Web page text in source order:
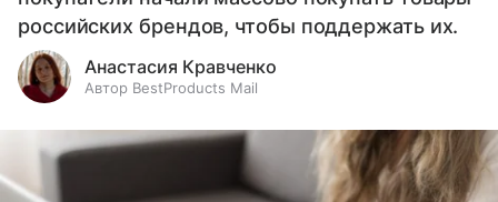
российских брендов, чтобы поддержать их.
Анастасия Кравченко
Автор BestProducts Mail